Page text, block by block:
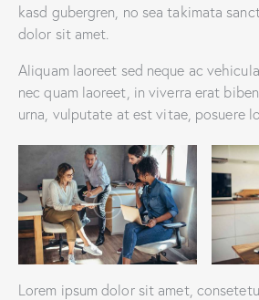
kasd gubergren, no sea takimata
dolor sit amet.
Aliquam laoreet sed neque ac
nec quam laoreet, in viverra erat
urna, vulputate at est vitae, posuere
Lorem ipsum dolor sit amet,